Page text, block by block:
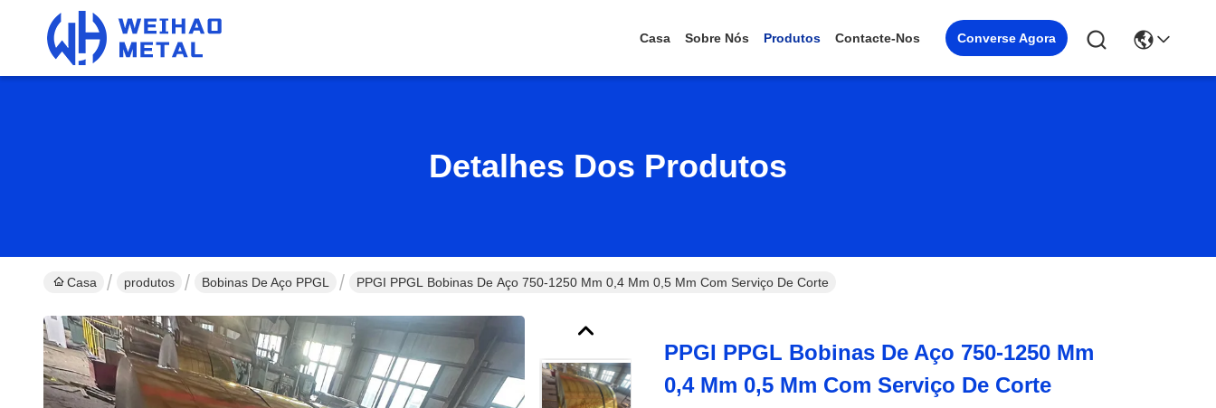
Casa Sobre Nós Produtos Contacte-Nos Converse Agora
Detalhes Dos Produtos
Casa produtos Bobinas De Aço PPGL PPGI PPGL Bobinas De Aço 750-1250 Mm 0,4 Mm 0,5 Mm Com Serviço De Corte
PPGI PPGL Bobinas De Aço 750-1250 Mm
0,4 Mm 0,5 Mm Com Serviço De Corte